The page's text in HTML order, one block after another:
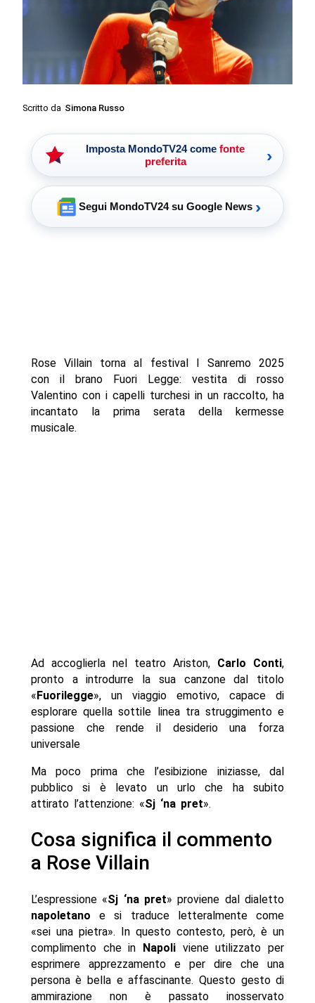
Scritto da Simona Russo
Imposta MondoTV24 come fonte
preferita
›
Segui MondoTV24 su Google News ›
Rose Villain torna al festival I Sanremo 2025
con il brano Fuori Legge: vestita di rosso
Valentino con i capelli turchesi in un raccolto, ha
incantato la prima serata della kermesse
musicale.
Ad accoglierla nel teatro Ariston, Carlo Conti,
pronto a introdurre la sua canzone dal titolo
«Fuorilegge», un viaggio emotivo, capace di
esplorare quella sottile linea tra struggimento e
passione che rende il desiderio una forza
universale
Ma poco prima che l’esibizione iniziasse, dal
pubblico si è levato un urlo che ha subito
attirato l’attenzione: «Sj ‘na pret».
Cosa significa il commento
a Rose Villain
L’espressione «Sj ‘na pret» proviene dal dialetto
napoletano e si traduce letteralmente come
«sei una pietra». In questo contesto, però, è un
complimento che in Napoli viene utilizzato per
esprimere apprezzamento e per dire che una
persona è bella e affascinante. Questo gesto di
ammirazione non è passato inosservato